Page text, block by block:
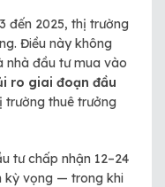
đến 2025, thị trường
Điều này không
nhà đầu tư mua vào
ro giai đoạn đầu
trường thuê trưởng
tư chấp nhận 12–24
kỳ vọng — trong khi